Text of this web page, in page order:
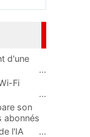
d'une
...
Fi
...
son
abonnés
l'IA ...